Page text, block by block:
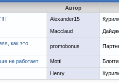
Автор
Alexander15
Macclaud
как это
promobonus
не работает Motti
Henry